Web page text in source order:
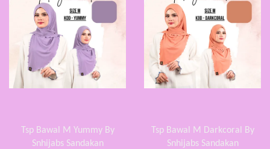
Tsp Bawal M Yummy By
Snhijabs Sandakan
Tsp Bawal M Darkcoral By
Snhijabs Sandakan